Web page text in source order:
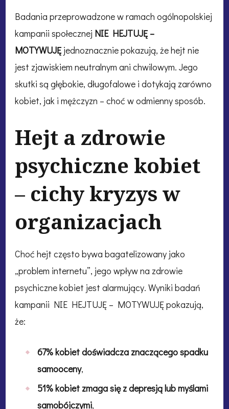
Badania przeprowadzone w ramach ogólnopolskiej
kampanii społecznej NIE HEJTUJĘ –
MOTYWUJĘjednoznacznie pokazują, że hejt nie
jest zjawiskiem neutralnym ani chwilowym. Jego
skutki są głębokie, długofalowe i dotykają zarówno
kobiet, jak i mężczyzn – choć w odmienny sposób.
Hejt a zdrowie
psychiczne kobiet
– cichy kryzys w
organizacjach
Choć hejt często bywa bagatelizowany jako
„problem internetu”, jego wpływ na zdrowie
psychiczne kobiet jest alarmujący. Wyniki badań
kampanii NIE HEJTUJĘ – MOTYWUJĘ pokazują,
że:
67% kobiet doświadcza znaczącego spadku
samooceny,
51% kobiet zmaga się z depresją lub myślami
samobójczymi,